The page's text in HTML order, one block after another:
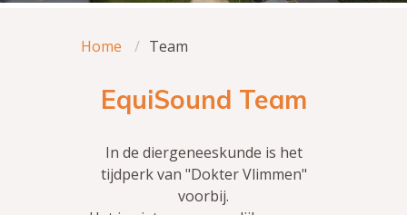
Home Team
EquiSound Team
In de diergeneeskunde is het
tijdperk van "Dokter Vlimmen"
voorbij.